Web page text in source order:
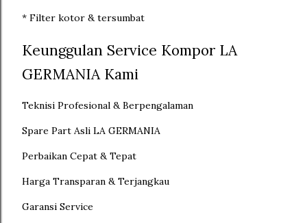
* Filter kotor & tersumbat
Keunggulan Service Kompor LA
GERMANIA Kami
Teknisi Profesional & Berpengalaman
Spare Part Asli LA GERMANIA
Perbaikan Cepat & Tepat
Harga Transparan & Terjangkau
Garansi Service